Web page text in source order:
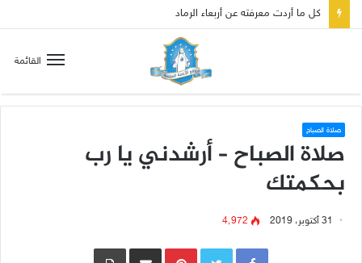
كل ما أردت معرفته عن أربعاء الرماد
القائمة
صلاة الصباح
صلاة الصباح – أرشدني يا رب
بحكمتك
31 أكتوبر، 2019 4٬972
Pinterestمشاركة عبر البريد طباعة